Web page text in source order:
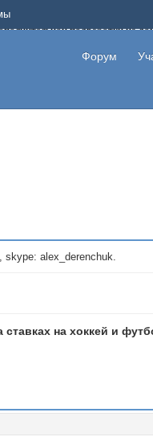
подработки на
лохотрон, чтобы другие
пригласительными ссылками
Форум
alex_derenchuk.
ставках на хоккей и